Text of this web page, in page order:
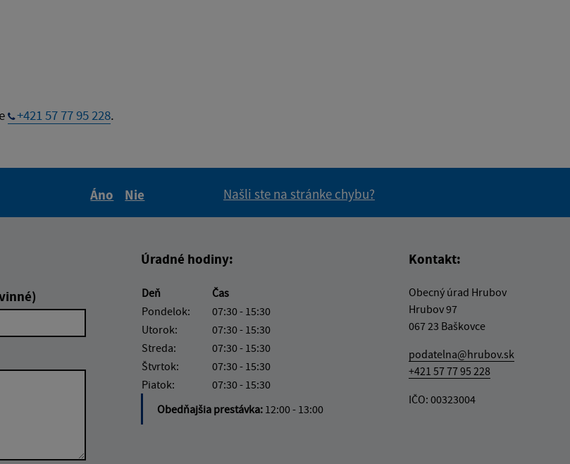
+421 57 77 95 228.
Áno
Nie
Našli ste na stránke chybu?
Úradné hodiny:
Deň
Čas
Pondelok:
07:30 - 15:30
Utorok:
07:30 - 15:30
Streda:
07:30 - 15:30
Štvrtok:
07:30 - 15:30
Piatok:
07:30 - 15:30
Obedňajšia prestávka: 12:00 - 13:00
Kontakt:
Obecný úrad Hrubov
Hrubov 97
067 23 Baškovce
podatelna@hrubov.sk
+421 57 77 95 228
IČO: 00323004